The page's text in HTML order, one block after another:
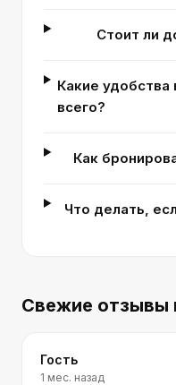
Стоит ли
Какие
всего?
Как
Что делать,
Свежие отзывы
Гость
1 мес. назад